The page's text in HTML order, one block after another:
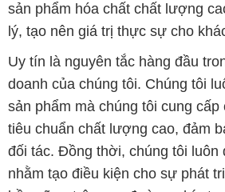
sản phẩm hóa chất chất lượng
lý, tạo nên giá trị thực sự cho
Uy tín là nguyên tắc hàng đầu
doanh của chúng tôi. Chúng tôi
sản phẩm mà chúng tôi cung
tiêu chuẩn chất lượng cao, đảm
đối tác. Đồng thời, chúng tôi luôn
nhằm tạo điều kiện cho sự phát